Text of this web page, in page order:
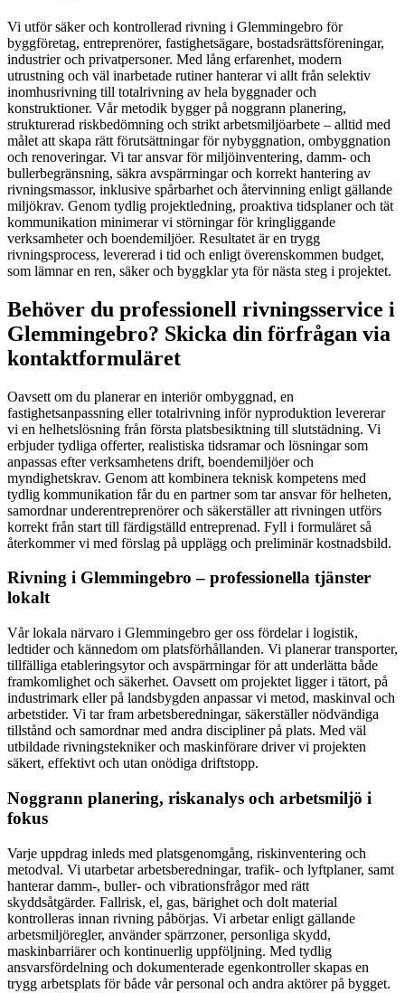
Vi utför säker och kontrollerad rivning i Glemmingebro för
byggföretag, entreprenörer, fastighetsägare, bostadsrättsföreningar,
industrier och privatpersoner. Med lång erfarenhet, modern
utrustning och väl inarbetade rutiner hanterar vi allt från selektiv
inomhusrivning till totalrivning av hela byggnader och
konstruktioner. Vår metodik bygger på noggrann planering,
strukturerad riskbedömning och strikt arbetsmiljöarbete – alltid med
målet att skapa rätt förutsättningar för nybyggnation, ombyggnation
och renoveringar. Vi tar ansvar för miljöinventering, damm- och
bullerbegränsning, säkra avspärrningar och korrekt hantering av
rivningsmassor, inklusive spårbarhet och återvinning enligt gällande
miljökrav. Genom tydlig projektledning, proaktiva tidsplaner och tät
kommunikation minimerar vi störningar för kringliggande
verksamheter och boendemiljöer. Resultatet är en trygg
rivningsprocess, levererad i tid och enligt överenskommen budget,
som lämnar en ren, säker och byggklar yta för nästa steg i projektet.
Behöver du professionell rivningsservice i
Glemmingebro? Skicka din förfrågan via
kontaktformuläret
Oavsett om du planerar en interiör ombyggnad, en
fastighetsanpassning eller totalrivning inför nyproduktion levererar
vi en helhetslösning från första platsbesiktning till slutstädning. Vi
erbjuder tydliga offerter, realistiska tidsramar och lösningar som
anpassas efter verksamhetens drift, boendemiljöer och
myndighetskrav. Genom att kombinera teknisk kompetens med
tydlig kommunikation får du en partner som tar ansvar för helheten,
samordnar underentreprenörer och säkerställer att rivningen utförs
korrekt från start till färdigställd entreprenad. Fyll i formuläret så
återkommer vi med förslag på upplägg och preliminär kostnadsbild.
Rivning i Glemmingebro – professionella tjänster
lokalt
Vår lokala närvaro i Glemmingebro ger oss fördelar i logistik,
ledtider och kännedom om platsförhållanden. Vi planerar transporter,
tillfälliga etableringsytor och avspärrningar för att underlätta både
framkomlighet och säkerhet. Oavsett om projektet ligger i tätort, på
industrimark eller på landsbygden anpassar vi metod, maskinval och
arbetstider. Vi tar fram arbetsberedningar, säkerställer nödvändiga
tillstånd och samordnar med andra discipliner på plats. Med väl
utbildade rivningstekniker och maskinförare driver vi projekten
säkert, effektivt och utan onödiga driftstopp.
Noggrann planering, riskanalys och arbetsmiljö i
fokus
Varje uppdrag inleds med platsgenomgång, riskinventering och
metodval. Vi utarbetar arbetsberedningar, trafik- och lyftplaner, samt
hanterar damm-, buller- och vibrationsfrågor med rätt
skyddsåtgärder. Fallrisk, el, gas, bärighet och dolt material
kontrolleras innan rivning påbörjas. Vi arbetar enligt gällande
arbetsmiljöregler, använder spärrzoner, personliga skydd,
maskinbarriärer och kontinuerlig uppföljning. Med tydlig
ansvarsfördelning och dokumenterade egenkontroller skapas en
trygg arbetsplats för både vår personal och andra aktörer på bygget.